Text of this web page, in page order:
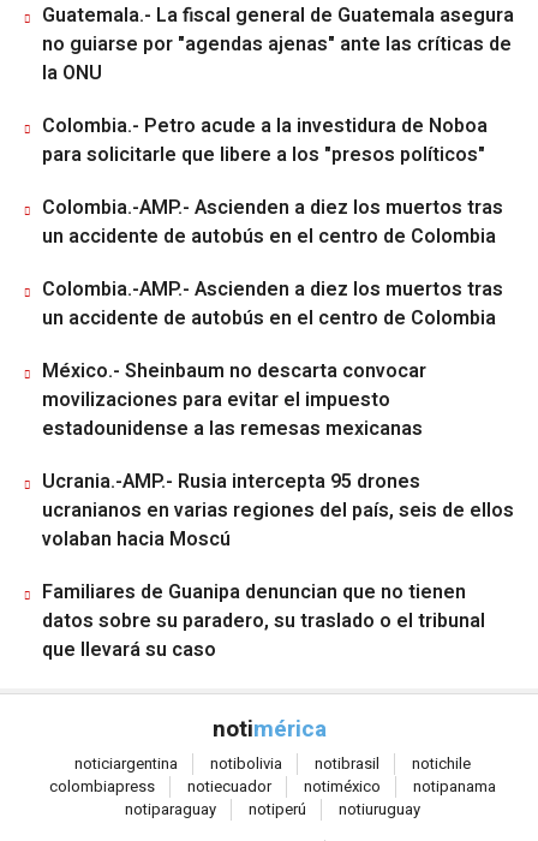
Guatemala.- La fiscal general de Guatemala asegura
no guiarse por "agendas ajenas" ante las críticas de
la ONU
Colombia.- Petro acude a la investidura de Noboa
para solicitarle que libere a los "presos políticos"
Colombia.-AMP.- Ascienden a diez los muertos tras
un accidente de autobús en el centro de Colombia
Colombia.-AMP.- Ascienden a diez los muertos tras
un accidente de autobús en el centro de Colombia
México.- Sheinbaum no descarta convocar
movilizaciones para evitar el impuesto
estadounidense a las remesas mexicanas
Ucrania.-AMP.- Rusia intercepta 95 drones
ucranianos en varias regiones del país, seis de ellos
volaban hacia Moscú
Familiares de Guanipa denuncian que no tienen
datos sobre su paradero, su traslado o el tribunal
que llevará su caso
notimérica
noticiargentina notibolivia notibrasil notichile
colombiapress notiecuador notiméxico notipanama
notiparaguay notiperú notiuruguay